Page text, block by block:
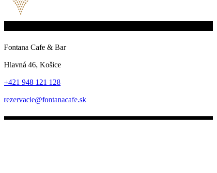
Fontana Cafe & Bar
Hlavná 46, Košice
+421 948 121 128
rezervacie@fontanacafe.sk